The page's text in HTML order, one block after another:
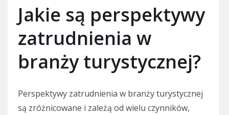
Jakie są perspektywy
zatrudnienia w
branży turystycznej?
Perspektywy zatrudnienia w branży turystycznej
są zróżnicowane i zależą od wielu czynników,